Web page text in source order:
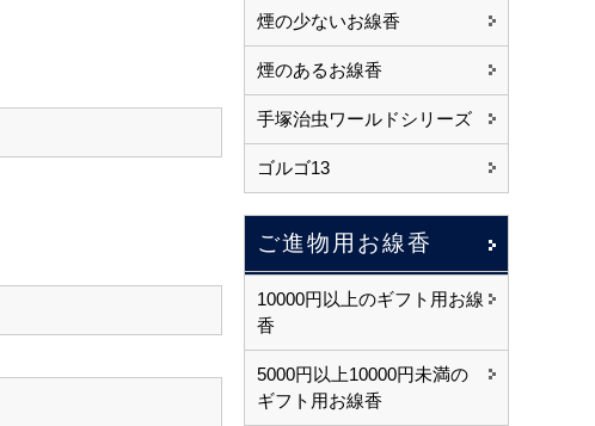
煙の少ないお線香
煙のあるお線香
手塚治虫ワールドシリーズ
ゴルゴ13
ご進物用お線香
10000円以上のギフト用お線
香
5000円以上10000円未満の
ギフト用お線香